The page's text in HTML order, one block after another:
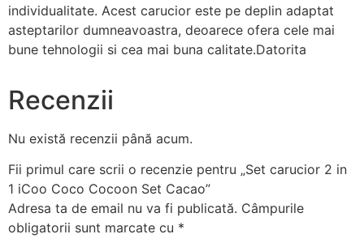
individualitate. Acest carucior este pe deplin adaptat
asteptarilor dumneavoastra, deoarece ofera cele mai
bune tehnologii si cea mai buna calitate.Datorita
Recenzii
Nu există recenzii până acum.
Fii primul care scrii o recenzie pentru „Set carucior 2 in
1 iCoo Coco Cocoon Set Cacao”
Adresa ta de email nu va fi publicată. Câmpurile
obligatorii sunt marcate cu *